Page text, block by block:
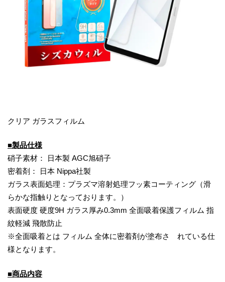
クリア ガラスフィルム
■製品仕様
硝子素材： 日本製 AGC旭硝子
密着剤： 日本 Nippa社製
ガラス表面処理：プラズマ溶射処理フッ素コーティング（滑
らかな指触りとなっております。）
表面硬度 硬度9H ガラス厚み0.3mm 全面吸着保護フィルム 指
紋軽減 飛散防止
※全面吸着とは フィルム 全体に密着剤が塗布さ れている仕
様となります。
■商品内容